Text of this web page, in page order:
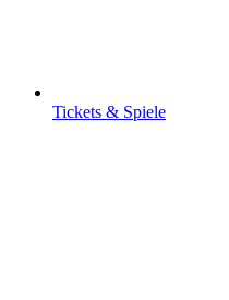
Tickets & Spiele